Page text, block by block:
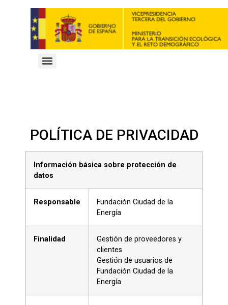
POLÍTICA DE PRIVACIDAD
Información básica sobre protección de
datos
Responsable
Fundación Ciudad de la
Energía
Finalidad
Gestión de proveedores y
clientes
Gestión de usuarios de
Fundación Ciudad de la
Energía